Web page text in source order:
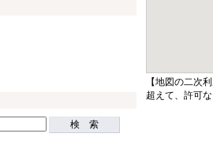
検 索
【地図の二次
超えて、許可